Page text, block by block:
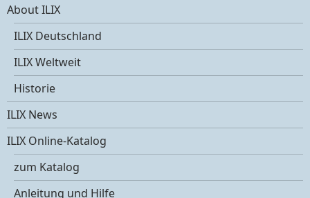
About ILIX
ILIX Deutschland
ILIX Weltweit
Historie
ILIX News
ILIX Online-Katalog
zum Katalog
Anleitung und Hilfe